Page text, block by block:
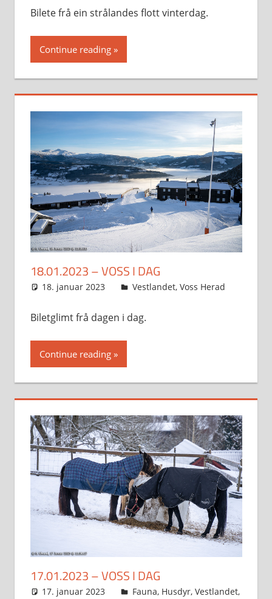
Bilete frå ein strålandes flott vinterdag.
Continue reading
18.01.2023 – VOSS I DAG
18. januar 2023 Svein
Vestlandet, Voss Herad
Biletglimt frå dagen i dag.
Continue reading
17.01.2023 – VOSS I DAG
17. januar 2023 Svein
Fauna, Husdyr, Vestlandet,